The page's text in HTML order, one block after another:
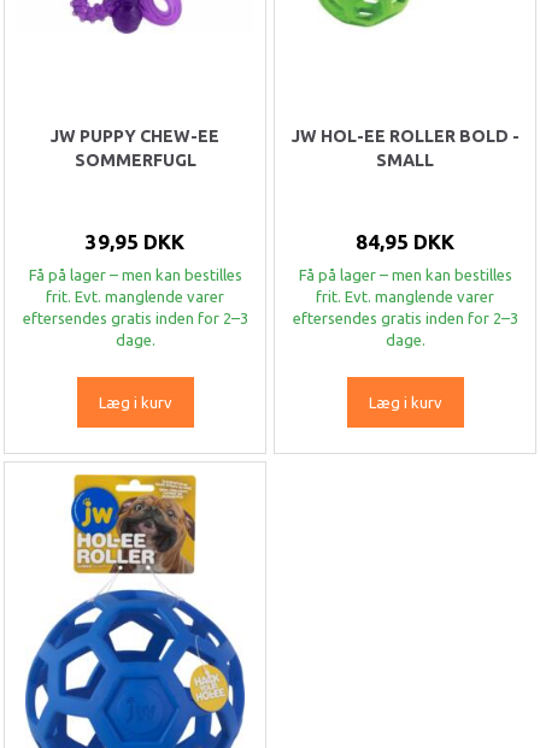
JW PUPPY CHEW-EE
SOMMERFUGL
39,95 DKK
Få på lager – men kan bestilles
frit. Evt. manglende varer
eftersendes gratis inden for 2–3
dage.
Læg i kurv
JW HOL-EE ROLLER BOLD -
SMALL
84,95 DKK
Få på lager – men kan bestilles
frit. Evt. manglende varer
eftersendes gratis inden for 2–3
dage.
Læg i kurv